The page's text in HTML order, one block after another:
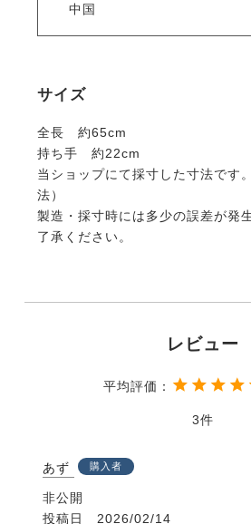
中国
サイズ
全長 約65cm
持ち手 約22cm
当ショップにて採寸した寸法です
法）
製造・採寸時には多少の誤差が発
了承ください。
3
あず 購入者
非公開
投稿日
2026/02/14